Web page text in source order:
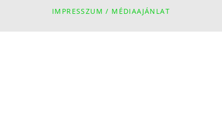
IMPRESSZUM / MÉDIAAJÁNLAT